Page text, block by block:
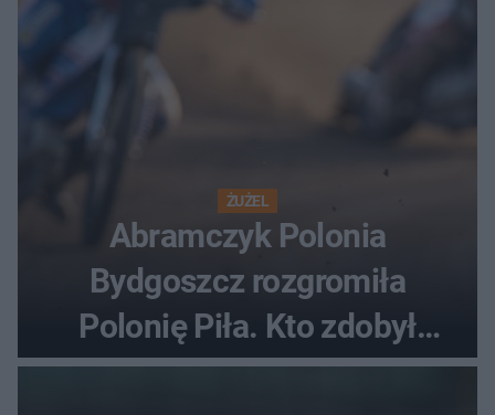
ŻUŻEL
Abramczyk Polonia
Bydgoszcz rozgromiła
Polonię Piła. Kto zdobył
najwięcej punktów?